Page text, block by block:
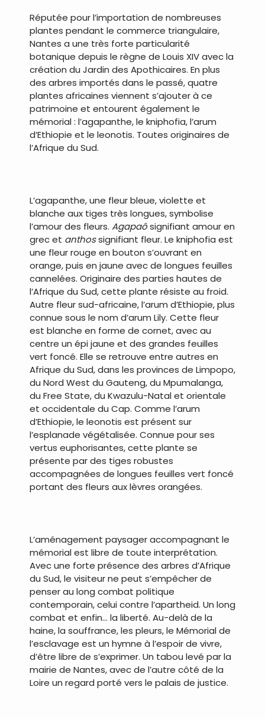
Réputée pour l’importation de nombreuses
plantes pendant le commerce triangulaire,
Nantes a une très forte particularité
botanique depuis le règne de Louis XIV avec la
création du Jardin des Apothicaires. En plus
des arbres importés dans le passé, quatre
plantes africaines viennent s’ajouter à ce
patrimoine et entourent également le
mémorial : l’agapanthe, le kniphofia, l’arum
d’Ethiopie et le leonotis. Toutes originaires de
l’Afrique du Sud.
L’agapanthe, une fleur bleue, violette et
blanche aux tiges très longues, symbolise
l’amour des fleurs. Agapaôsignifiant amour en
grec et anthossignifiant fleur. Le kniphofia est
une fleur rouge en bouton s’ouvrant en
orange, puis en jaune avec de longues feuilles
cannelées. Originaire des parties hautes de
l’Afrique du Sud, cette plante résiste au froid.
Autre fleur sud-africaine, l’arum d’Ethiopie, plus
connue sous le nom d’arum Lily. Cette fleur
est blanche en forme de cornet, avec au
centre un épi jaune et des grandes feuilles
vert foncé. Elle se retrouve entre autres en
Afrique du Sud, dans les provinces de Limpopo,
du Nord West du Gauteng, du Mpumalanga,
du Free State, du Kwazulu-Natal et orientale
et occidentale du Cap. Comme l’arum
d’Ethiopie, le leonotis est présent sur
l’esplanade végétalisée. Connue pour ses
vertus euphorisantes, cette plante se
présente par des tiges robustes
accompagnées de longues feuilles vert foncé
portant des fleurs aux lèvres orangées.
L’aménagement paysager accompagnant le
mémorial est libre de toute interprétation.
Avec une forte présence des arbres d’Afrique
du Sud, le visiteur ne peut s’empêcher de
penser au long combat politique
contemporain, celui contre l’apartheid. Un long
combat et enfin… la liberté. Au-delà de la
haine, la souffrance, les pleurs, le Mémorial de
l’esclavage est un hymne à l’espoir de vivre,
d’être libre de s’exprimer. Un tabou levé par la
mairie de Nantes, avec de l’autre côté de la
Loire un regard porté vers le palais de justice.